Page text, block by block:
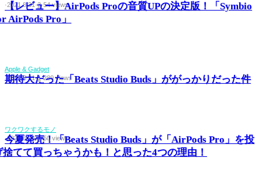
·2021.8.31·3·54 views
【レビュー】AirPods Proの音質UPの決定版！「Symbio
AirPods Pro」
Apple & Gadget
·2021.8.21·1·289 views
期待大だった「Beats Studio Buds」ががっかりだった件
ワクワクするモノ
·2021.6.16·1·50 views
今夏発売！「Beats Studio Buds」が「AirPods Pro」を投
捨てて買っちゃうかも！と思った4つの理由！